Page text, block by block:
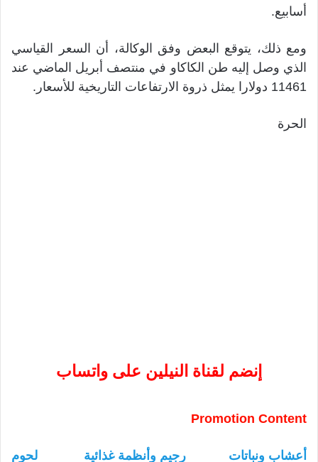
أسابيع.
ومع ذلك، يتوقع البعض وفق الوكالة، أن السعر القياسي
الذي وصل إليه طن الكاكاو في منتصف أبريل الماضي عند
11461 دولارا يمثل ذروة الارتفاعات التاريخية للأسعار.
الحرة
إنضم لقناة النيلين على واتساب
Promotion Content
أعشاب ونباتات رجيم وأنظمة غذائية
لحوم